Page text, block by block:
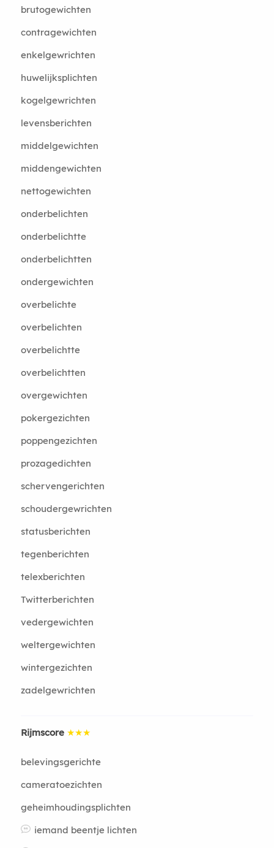
brutogewichten
contragewichten
enkelgewrichten
huwelijksplichten
kogelgewrichten
levensberichten
middelgewichten
middengewichten
nettogewichten
onderbelichten
onderbelichtte
onderbelichtten
ondergewichten
overbelichte
overbelichten
overbelichtte
overbelichtten
overgewichten
pokergezichten
poppengezichten
prozagedichten
schervengerichten
schoudergewrichten
statusberichten
tegenberichten
telexberichten
Twitterberichten
vedergewichten
weltergewichten
wintergezichten
zadelgewrichten
Rijmscore ★★★
belevingsgerichte
cameratoezichten
geheimhoudingsplichten
iemand beentje lichten